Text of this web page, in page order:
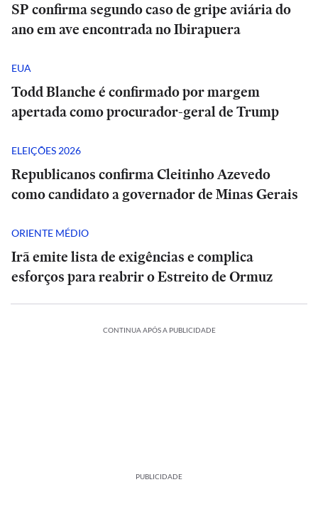
SP confirma segundo caso de gripe aviária do
ano em ave encontrada no Ibirapuera
EUA
Todd Blanche é confirmado por margem
apertada como procurador-geral de Trump
ELEIÇÕES 2026
Republicanos confirma Cleitinho Azevedo
como candidato a governador de Minas Gerais
ORIENTE MÉDIO
Irã emite lista de exigências e complica
esforços para reabrir o Estreito de Ormuz
CONTINUA APÓS A PUBLICIDADE
PUBLICIDADE